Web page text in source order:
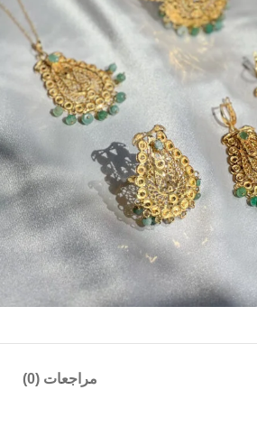
مراجعات (0)